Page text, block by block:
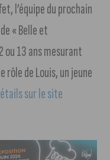
l’équipe du prochain
« Belle et
ou 13 ans mesurant
de Louis, un jeune
sur le site